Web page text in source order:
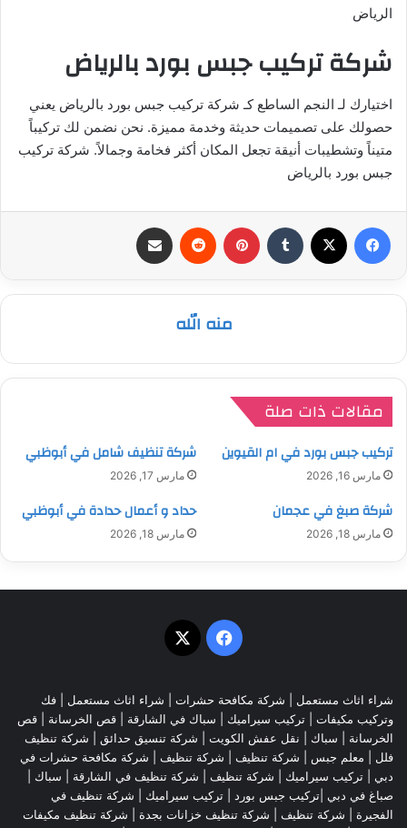
الرياض
شركة تركيب جبس بورد بالرياض
اختيارك لـ النجم الساطع كـ شركة تركيب جبس بورد بالرياض يعني
حصولك على تصميمات حديثة وخدمة مميزة. نحن نضمن لك تركيباً
متيناً وتشطيبات أنيقة تجعل المكان أكثر فخامة وجمالاً. شركة تركيب
جبس بورد بالرياض
فيسبوك بينتيريست
منه الله
مقالات ذات صلة
تركيب جبس بورد في ام القيوين
مارس 16, 2026
شركة تنظيف شامل في أبوظبي
مارس 17, 2026
شركة صبغ في عجمان
مارس 18, 2026
حداد و أعمال حدادة في أبوظبي
مارس 18, 2026
فيسبوك
‫X
شراء اثاث مستعمل شركة مكافحة حشرات شراء اثاث مستعمل
فك
وتركيب مكيفات | تركيب سيراميك | سباك في الشارقة قص الخرسانة | قص
الخرسانة | سباك نقل عفش الكويت شركة تنسيق حدائق
شركة تنظيف
فلل
معلم جبس شركة تنظيف شركة تنظيف
شركة مكافحة حشرات في
دبي
تركيب سيراميك شركة تنظيف شركة تنظيف في الشارقة | سباك |
صباغ في دبي |تركيب جبس بورد | تركيب سيراميك
شركة تنظيف في
الفجيرة
شركة تنظيف شركة تنظيف خزانات بجدة
شركة تنظيف مكيفات